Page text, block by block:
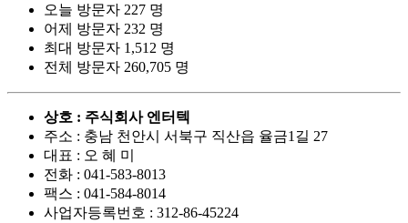
오늘 방문자 227 명
어제 방문자 232 명
최대 방문자 1,512 명
전체 방문자 260,705 명
상호 : 주식회사 엔터텍
주소 : 충남 천안시 서북구 직산읍 율금1길 27
대표 : 오 혜 미
전화 : 041-583-8013
팩스 : 041-584-8014
사업자등록번호 : 312-86-45224